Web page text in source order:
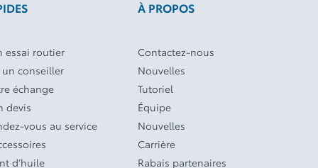
essai routier
conseiller
échange
devis
vous au service
d’huile
À PROPOS
Contactez-nous
Nouvelles
Tutoriel
Équipe
Nouvelles
Carrière
Rabais partenaires